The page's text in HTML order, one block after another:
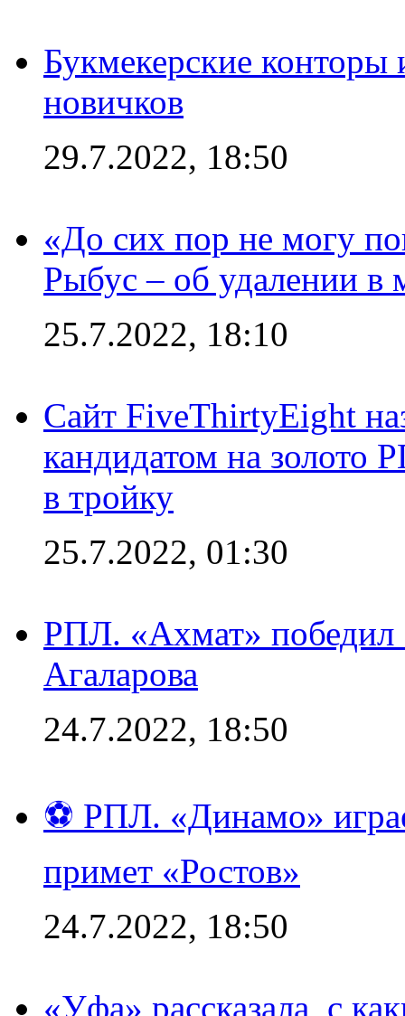
Букмекерские конторы
новичков
29.7.2022, 18:50
«До сих пор не могу
Рыбус – об удалении в
25.7.2022, 18:10
Сайт FiveThirtyEight
кандидатом на
в тройку
25.7.2022, 01:30
РПЛ. «Ахмат» победил
Агаларова
24.7.2022, 18:50
⚽ РПЛ. «Динамо»
примет «Ростов»
24.7.2022, 18:50
«Уфа» рассказала, с